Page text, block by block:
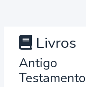
Livros
Antigo
Testamento